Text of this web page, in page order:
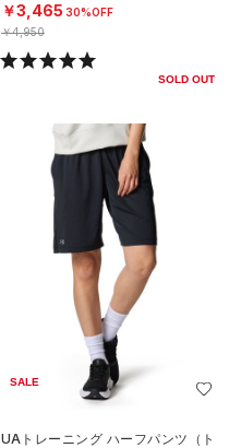
￥3,465 30%OFF
￥4,950
SOLD OUT
SALE
UAトレーニング ハーフパンツ（ト